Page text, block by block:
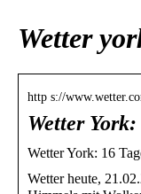
Wetter
http s://
Wetter
Wetter York: 16
Wetter heute,